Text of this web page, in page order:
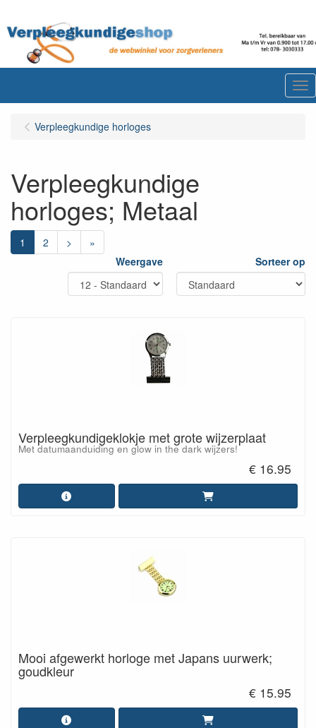
Verpleegkundige horloges
Verpleegkundige
horloges; Metaal
1 2 >
»
Weergave
Sorteer op
Verpleegkundigeklokje met grote wijzerplaat
Met datumaanduiding en glow in the dark wijzers!
€ 16.95
Mooi afgewerkt horloge met Japans uurwerk;
goudkleur
€ 15.95